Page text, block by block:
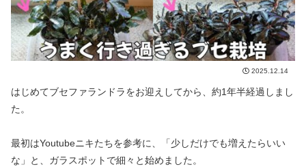
2025.12.14
はじめてブセファランドラをお迎えしてから、約1年半経過しまし
た。
最初はYoutubeニキたちを参考に、「少しだけでも増えたらいい
な」と、ガラスポットで細々と始めました。